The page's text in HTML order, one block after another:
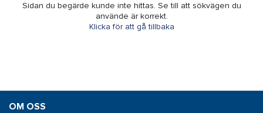
Sidan du begärde kunde inte hittas. Se till att sökvägen du
använde är korrekt.
Klicka för att gå tillbaka
OM OSS